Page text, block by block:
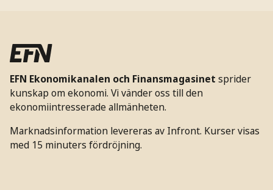
EFN Ekonomikanalen och Finansmagasinet sprider
kunskap om ekonomi. Vi vänder oss till den
ekonomiintresserade allmänheten.
Marknadsinformation levereras av Infront. Kurser visas
med 15 minuters fördröjning.